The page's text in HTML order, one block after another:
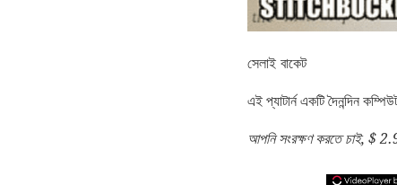
সেলাই বাকেট
এই প্যাটার্ন একটি দৈনন্দিন
আপনি সংরক্ষণ করতে চাই, $